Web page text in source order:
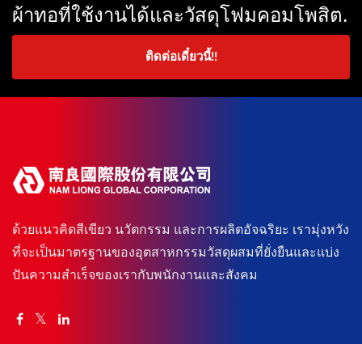
ผ้าทอที่ใช้งานได้และวัสดุโฟมคอมโพสิต.
ติดต่อเดี๋ยวนี้!!
ด้วยแนวคิดสีเขียว นวัตกรรม และการผลิตอัจฉริยะ เรามุ่งหวัง
ที่จะเป็นมาตรฐานของอุตสาหกรรมวัสดุผสมที่ยั่งยืนและแบ่ง
ปันความสำเร็จของเรากับพนักงานและสังคม